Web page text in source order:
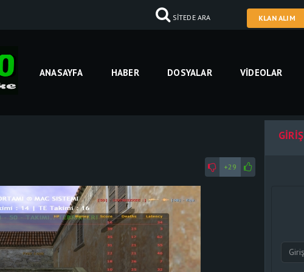
SİTEDE ARA KLAN ALIM
ANASAYFA HABER DOSYALAR VIDEOLAR
+29
GIRIŞ